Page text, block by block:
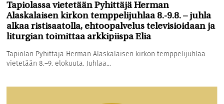
Tapiolassa vietetään Pyhittäjä Herman
Alaskalaisen kirkon temppelijuhlaa 8.-9.8. – juhla
alkaa ristisaatolla, ehtoopalvelus televisioidaan ja
liturgian toimittaa arkkipiispa Elia
Tapiolan Pyhittäjä Herman Alaskalaisen kirkon temppelijuhlaa
vietetään 8.–9. elokuuta. Juhlaa...